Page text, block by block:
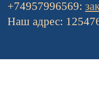
+74957996569:
Наш адрес: